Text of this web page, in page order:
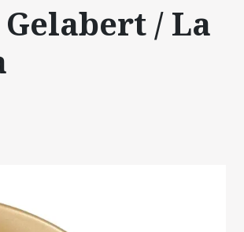
/ La